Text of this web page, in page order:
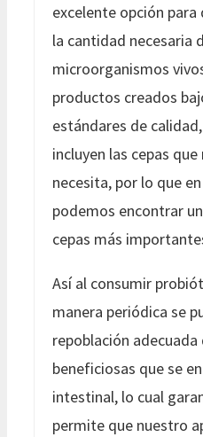
excelente opción
la cantidad necesaria
microorganismos
productos creados
estándares de
incluyen las cepas
necesita, por lo que
podemos encontrar
cepas más
Así al consumir
manera periódica se
repoblación adecuada
beneficiosas que se
intestinal, lo cual
permite que nuestro